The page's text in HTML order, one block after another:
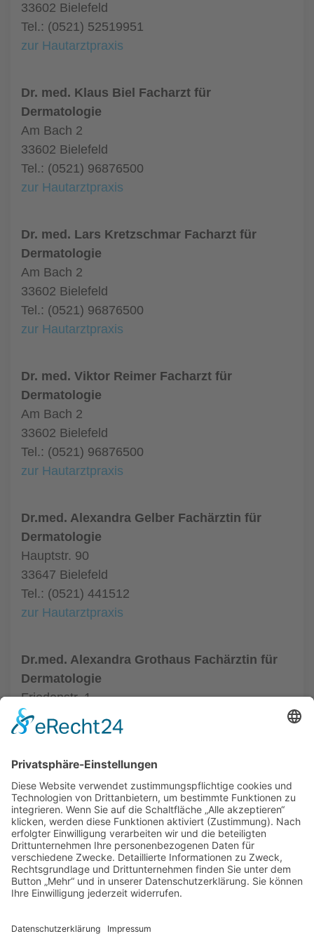
33602 Bielefeld
Tel.: (0521) 52519951
zur Hautarztpraxis
Dr. med. Klaus Biel Facharzt für
Dermatologie
Am Bach 2
33602 Bielefeld
Tel.: (0521) 96876500
zur Hautarztpraxis
Dr. med. Lars Kretzschmar Facharzt für
Dermatologie
Am Bach 2
33602 Bielefeld
Tel.: (0521) 96876500
zur Hautarztpraxis
Dr. med. Viktor Reimer Facharzt für
Dermatologie
Am Bach 2
33602 Bielefeld
Tel.: (0521) 96876500
zur Hautarztpraxis
Dr.med. Alexandra Gelber Fachärztin für
Dermatologie
Hauptstr. 90
33647 Bielefeld
Tel.: (0521) 441512
zur Hautarztpraxis
Dr.med. Alexandra Grothaus Fachärztin für
Dermatologie
Friedenstr. 1
33602 Bielefeld
Tel.: (0521) 68004
ALLGEMEIN
HAUTÄRZTE
HAUTÄRZTE